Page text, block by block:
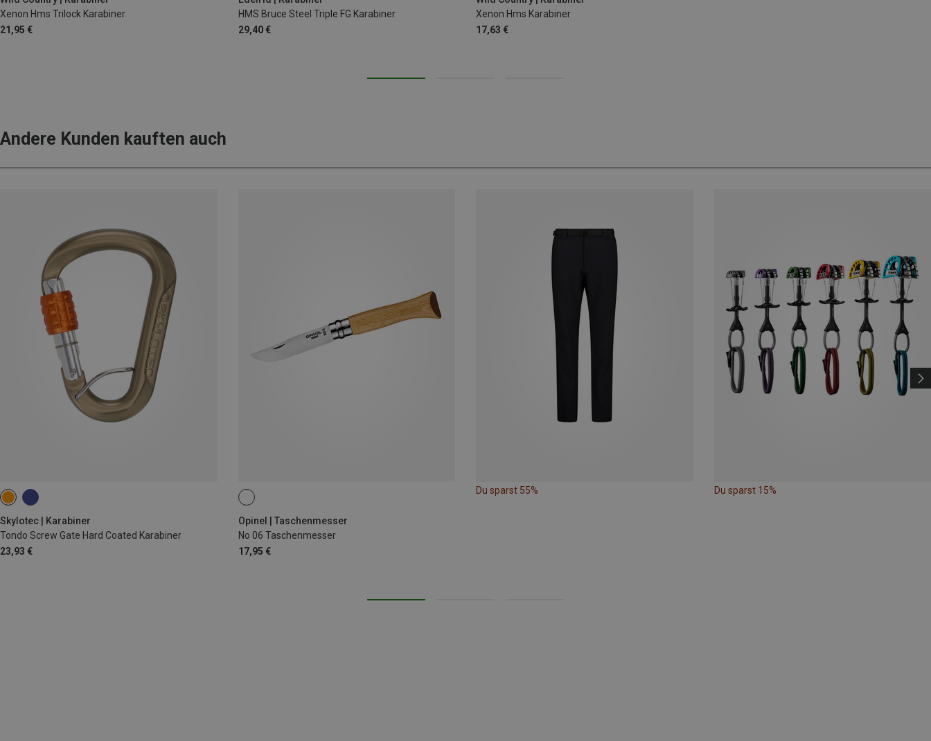
Xenon Hms Trilock Karabiner
21,95 €
HMS Bruce Steel Triple FG Karabiner
29,40 €
Xenon Hms Karabiner
17,63 €
Andere Kunden kauften auch
Skylotec | Karabiner
Tondo Screw Gate Hard Coated Karabiner
23,93 €
Opinel | Taschenmesser
No 06 Taschenmesser
17,95 €
Du sparst 55% Du sparst 15%